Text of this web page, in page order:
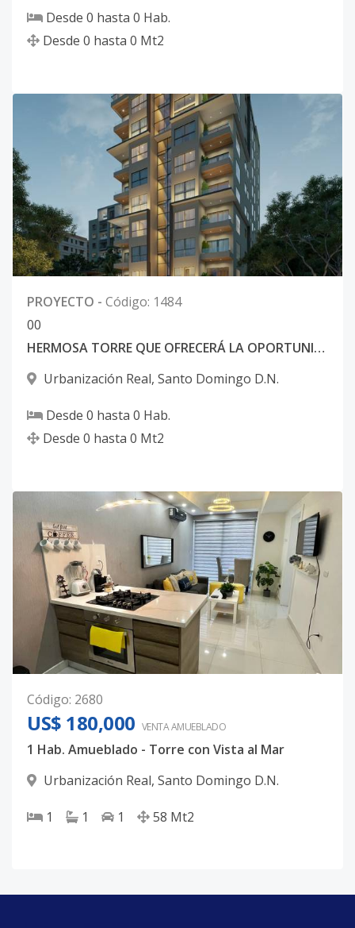
Desde 0 hasta 0 Hab.
Desde 0 hasta 0 Mt2
PROYECTO - Código: 1484
00
HERMOSA TORRE QUE OFRECERÁ LA OPORTUNIDAD DE VIVIR EN FAMILIA
Urbanización Real, Santo Domingo D.N.
Desde 0 hasta 0 Hab.
Desde 0 hasta 0 Mt2
Código: 2680
US$ 180,000 VENTA AMUEBLADO
1 Hab. Amueblado - Torre con Vista al Mar
Urbanización Real, Santo Domingo D.N.
1 1 1 58 Mt2